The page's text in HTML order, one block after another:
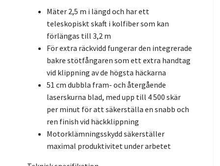
Mäter 2,5 m i längd och har ett
teleskopiskt skaft i kolfiber som kan
förlängas till 3,2 m
För extra räckvidd fungerar den integrerade
bakre stötfångaren som ett extra handtag
vid klippning av de högsta häckarna
51 cm dubbla fram- och återgående
laserskurna blad, med upp till 4 500 skär
per minut för att säkerställa en snabb och
ren finish vid häckklippning
Motorklämningsskydd säkerställer
maximal produktivitet under arbetet